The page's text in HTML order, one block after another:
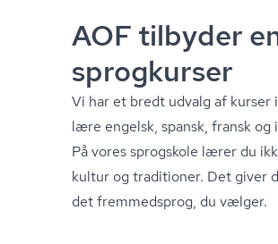
AOF tilbyder
sprogkurser
Vi har et bredt udvalg af kurser
lære engelsk, spansk, fransk og
På vores sprogskole lærer du
kultur og traditioner. Det giver
det fremmedsprog, du vælger.